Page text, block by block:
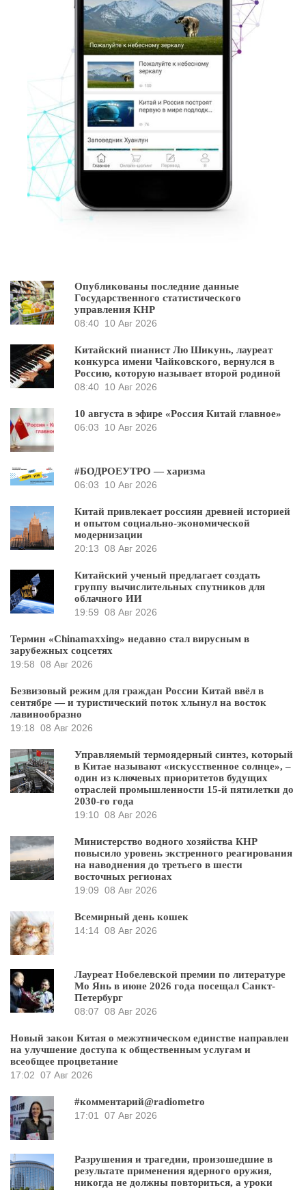
Опубликованы последние данные
Государственного статистического
управления КНР
08:40 10 Авг 2026
Китайский пианист Лю Шикунь, лауреат
конкурса имени Чайковского, вернулся в
Россию, которую называет второй родиной
08:40 10 Авг 2026
10 августа в эфире «Россия Китай главное»
06:03
10 Авг 2026
#БОДРОЕУТРО — харизма
06:03
10 Авг 2026
Китай привлекает россиян древней историей
и опытом социально-экономической
модернизации
20:13 08 Авг 2026
Китайский ученый предлагает создать
группу вычислительных спутников для
облачного ИИ
19:59 08 Авг 2026
Термин «Chinamaxxing» недавно стал вирусным в
зарубежных соцсетях
19:58 08 Авг 2026
Безвизовый режим для граждан России Китай ввёл в
сентябре — и туристический поток хлынул на восток
лавинообразно
19:18 08 Авг 2026
Управляемый термоядерный синтез, который
в Китае называют «искусственное солнце», –
один из ключевых приоритетов будущих
отраслей промышленности 15-й пятилетки до
2030-го года
19:10 08 Авг 2026
Министерство водного хозяйства КНР
повысило уровень экстренного реагирования
на наводнения до третьего в шести
восточных регионах
19:09 08 Авг 2026
Всемирный день кошек
14:14 08 Авг 2026
Лауреат Нобелевской премии по литературе
Мо Янь в июне 2026 года посещал Санкт-
Петербург
08:07 08 Авг 2026
Новый закон Китая о межэтническом единстве направлен
на улучшение доступа к общественным услугам и
всеобщее процветание
17:02 07 Авг 2026
#комментарий@radiometro
17:01
07 Авг 2026
Разрушения и трагедии, произошедшие в
результате применения ядерного оружия,
никогда не должны повториться, а уроки